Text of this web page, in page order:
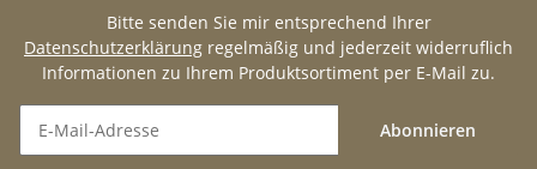
Bitte senden Sie mir entsprechend Ihrer
Datenschutzerklärung regelmäßig und jederzeit widerruflich
Informationen zu Ihrem Produktsortiment per E-Mail zu.
Abonnieren